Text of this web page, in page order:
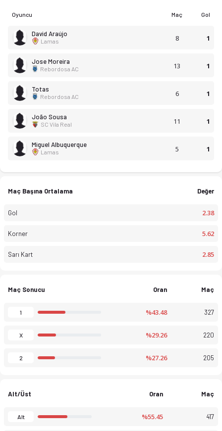
Campeonato de Portugal 25-26 sezonu puan durumu,
Oyuncu Maç Gol
David Araújo
Lamas 8 1
Jose Moreira
Rebordosa AC 13 1
Totas
Rebordosa AC 6 1
João Sousa
SC Vila Real 11 1
Miguel Albuquerque
Lamas 5 1
Maç Başına Ortalama Değer
Gol 2.38
Korner 5.62
Sarı Kart 2.85
Maç Sonucu Oran Maç
1 %43.48 327
X %29.26 220
2 %27.26 205
Alt/Üst Oran Maç
Alt %55.45 417